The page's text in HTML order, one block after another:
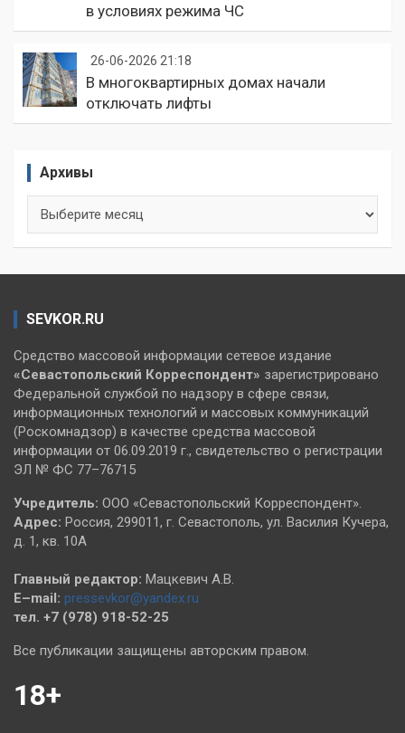
в условиях режима ЧС
26-06-2026 21:18
В многоквартирных домах начали
отключать лифты
Архивы
SEVKOR.RU
Средство массовой информации сетевое издание
«Севастопольский Корреспондент» зарегистрировано
Федеральной службой по надзору в сфере связи,
информационных технологий и массовых коммуникаций
(Роскомнадзор) в качестве средства массовой
информации от 06.09.2019 г., свидетельство о регистрации
ЭЛ № ФС 77–76715
Учредитель: ООО «Севастопольский Корреспондент».
Адрес: Россия, 299011, г. Севастополь, ул. Василия Кучера,
д. 1, кв. 10А
Главный редактор: Мацкевич А.В.
E–mail: pressevkor@yandex.ru
тел. +7 (978) 918-52-25
Все публикации защищены авторским правом.
18+